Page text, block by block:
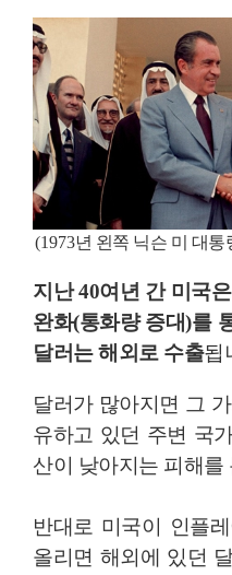
(1973년 왼쪽 닉슨 미 대통
지난 40여년 간 미국
완화(통화량 증대)를
달러는 해외로 수출됩
달러가 많아지면 그
유하고 있던 주변 국
산이 낮아지는 피해를
반대로 미국이 인플
올리면 해외에 있던